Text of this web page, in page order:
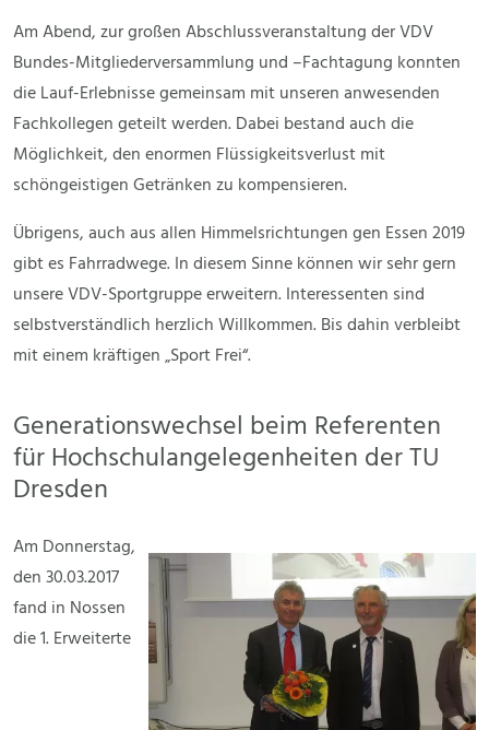
Am Abend, zur großen Abschlussveranstaltung der VDV
Bundes-Mitgliederversammlung und –Fachtagung konnten
die Lauf-Erlebnisse gemeinsam mit unseren anwesenden
Fachkollegen geteilt werden. Dabei bestand auch die
Möglichkeit, den enormen Flüssigkeitsverlust mit
schöngeistigen Getränken zu kompensieren.
Übrigens, auch aus allen Himmelsrichtungen gen Essen 2019
gibt es Fahrradwege. In diesem Sinne können wir sehr gern
unsere VDV-Sportgruppe erweitern. Interessenten sind
selbstverständlich herzlich Willkommen. Bis dahin verbleibt
mit einem kräftigen „Sport Frei“.
Generationswechsel beim Referenten
für Hochschulangelegenheiten der TU
Dresden
Am Donnerstag,
den 30.03.2017
fand in Nossen
die 1. Erweiterte